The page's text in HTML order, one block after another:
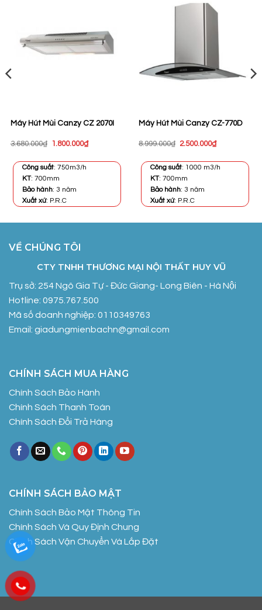
Máy Hút Mùi Canzy CZ 2070I
3.680.000₫
Giá
3.680.000₫.
1.800.000₫Giá
Công suất: 750m3/h
KT: 700mm
Bảo hành: 3 năm
Xuất xứ: P.R.C
Máy Hút Mùi Canzy CZ-770D
8.999.000₫ Giá
8.999.000₫.
2.500.000₫Giá
là:
Công suất: 1000 m3/h
KT: 700mm
Bảo hành: 3 năm
Xuất xứ: P.R.C
VỀ CHÚNG TÔI
CTY TNHH THƯƠNG MẠI NỘI THẤT HUY VŨ
Trụ sở: 254 Ngô Gia Tự - Đức Giang- Long Biên - Hà Nội
Hotline: 0975.767.500
Mã số doanh nghiệp: 0110349763
Email: giadungmienbachn@gmail.com
CHÍNH SÁCH MUA HÀNG
Chính Sách Bảo Hành
Chính Sách Thanh Toán
Chính Sách Đổi Trả Hàng
CHÍNH SÁCH BẢO MẬT
Chính Sách Bảo Mật Thông Tin
Chính Sách Và Quy Định Chung
Chính Sách Vận Chuyển Và Lắp Đặt